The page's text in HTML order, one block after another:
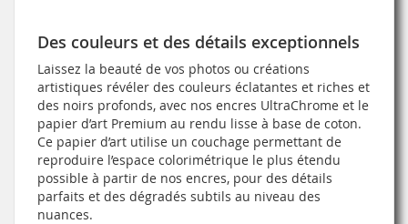
Des couleurs et des détails exceptionnels
Laissez la beauté de vos photos ou créations
artistiques révéler des couleurs éclatantes et riches et
des noirs profonds, avec nos encres UltraChrome et le
papier d’art Premium au rendu lisse à base de coton.
Ce papier d’art utilise un couchage permettant de
reproduire l’espace colorimétrique le plus étendu
possible à partir de nos encres, pour des détails
parfaits et des dégradés subtils au niveau des
nuances.